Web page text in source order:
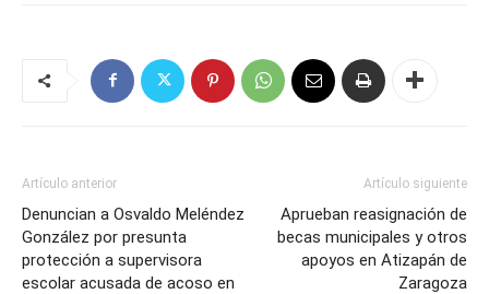
Artículo anterior
Denuncian a Osvaldo Meléndez
González por presunta
protección a supervisora
escolar acusada de acoso en
Artículo siguiente
Aprueban reasignación de
becas municipales y otros
apoyos en Atizapán de
Zaragoza